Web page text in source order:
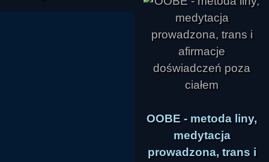
OOBE - metoda liny,
medytacja
prowadzona, trans i